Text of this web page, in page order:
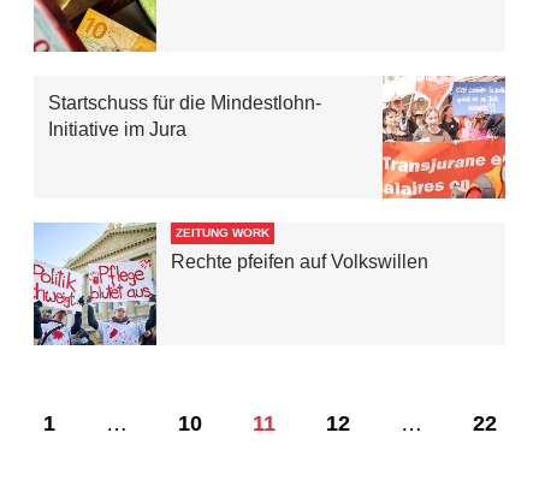
Startschuss für die Mindestlohn-
Initiative im Jura
ZEITUNG WORK
Rechte pfeifen auf Volkswillen
1 … 10 11 12 … 22